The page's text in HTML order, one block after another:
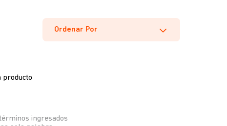
Ordenar Por
producto
ingresados